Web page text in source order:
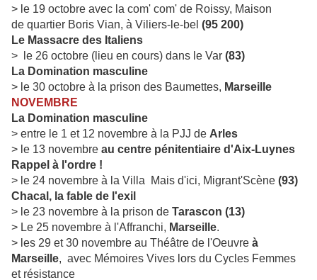
> le 19 octobre avec la com' com' de Roissy, Maison
de quartier Boris Vian, à Viliers-le-bel (95 200)
Le Massacre des Italiens
> le 26 octobre (lieu en cours) dans le Var (83)
La Domination masculine
> le 30 octobre à la prison des Baumettes, Marseille
NOVEMBRE
La Domination masculine
> entre le 1 et 12 novembre à la PJJ de Arles
> le 13 novembre au centre pénitentiaire d'Aix-Luynes
Rappel à l'ordre !
> le 24 novembre à la Villa Mais d'ici, Migrant'Scène (93)
Chacal, la fable de l'exil
> le 23 novembre à la prison de Tarascon (13)
> Le 25 novembre à l'Affranchi, Marseille.
> les 29 et 30 novembre au Théâtre de l'Oeuvre à
Marseille, avec Mémoires Vives lors du Cycles Femmes
et résistance